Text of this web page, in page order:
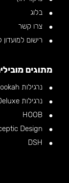
בלוג
צרו קשר
רישום למועדון
מתוגים
נרגילות Alpha Hookah
נרגילות Amy Deluxe